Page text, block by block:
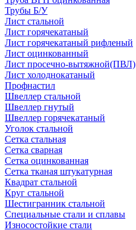
Трубы Б/У
Лист стальной
Лист горячекатаный
Лист горячекатаный рифленый
Лист оцинкованный
Лист просечно-вытяжной(ПВЛ)
Лист холоднокатаный
Профнастил
Швеллер стальной
Швеллер гнутый
Швеллер горячекатаный
Уголок стальной
Сетка стальная
Сетка сварная
Сетка оцинкованная
Сетка тканая штукатурная
Квадрат стальной
Круг стальной
Шестигранник стальной
Специальные стали и сплавы
Износостойкие стали